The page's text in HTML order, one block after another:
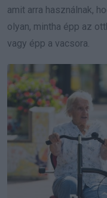
amit arra használnak,
olyan, mintha épp az
vagy épp a vacsora.